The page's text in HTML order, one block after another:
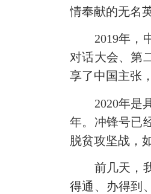
情奉献的无名
2019年，中
对话大会、第
享了中国主张
2020年是具
年。冲锋号已
脱贫攻坚战，
前几天，我
得通、办得到